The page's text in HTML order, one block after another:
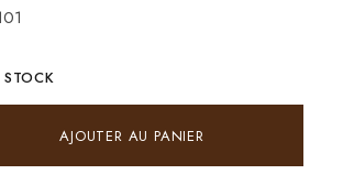
AJOUTER AU PANIER